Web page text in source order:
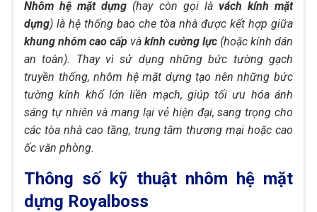
Nhôm hệ mặt dựng (hay còn gọi là vách kính mặt
dựng) là hệ thống bao che tòa nhà được kết hợp giữa
khung nhôm cao cấp và kính cường lực (hoặc kính dán
an toàn). Thay vì sử dụng những bức tường gạch
truyền thống, nhôm hệ mặt dựng tạo nên những bức
tường kính khổ lớn liền mạch, giúp tối ưu hóa ánh
sáng tự nhiên và mang lại vẻ hiện đại, sang trọng cho
các tòa nhà cao tầng, trung tâm thương mại hoặc cao
ốc văn phòng.
Thông số kỹ thuật nhôm hệ mặt
dựng Royalboss